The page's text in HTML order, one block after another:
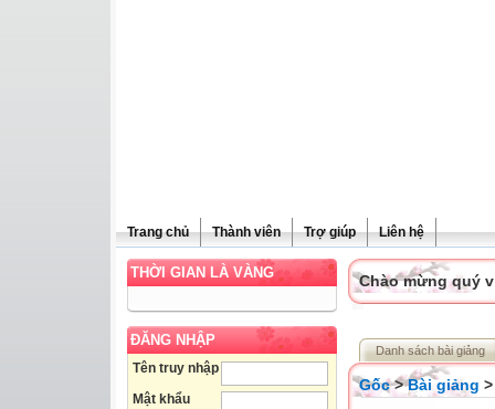
Trang chủ Thành viên Trợ giúp Liên hệ
THỜI GIAN LÀ VÀNG
ĐĂNG NHẬP
Tên truy nhập
Mật khẩu
Chào mừng quý
Danh sách bài giảng
Gốc>Bài giảng